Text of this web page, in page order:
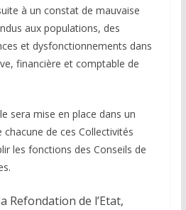
à un constat de mauvaise
aux populations, des
et dysfonctionnements dans
financière et comptable de
sera mise en place dans un
de ces Collectivités
les fonctions des Conseils de
Refondation de l’Etat,